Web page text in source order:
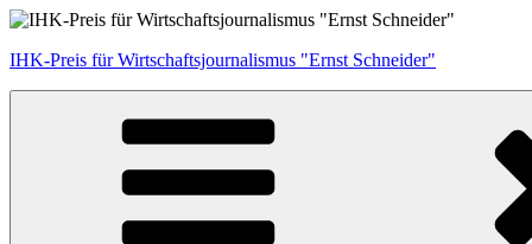
Zum
springen
IHK-Preis für Wirtschaftsjournalismus "Ernst Schneider"